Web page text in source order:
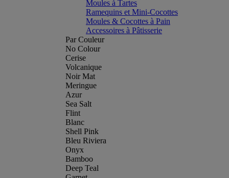
Moules à Tartes
Ramequins et Mini-Cocottes
Moules & Cocottes à Pain
Accessoires à Pâtisserie
Par Couleur
No Colour
Cerise
Volcanique
Noir Mat
Meringue
Azur
Sea Salt
Flint
Blanc
Shell Pink
Bleu Riviera
Onyx
Bamboo
Deep Teal